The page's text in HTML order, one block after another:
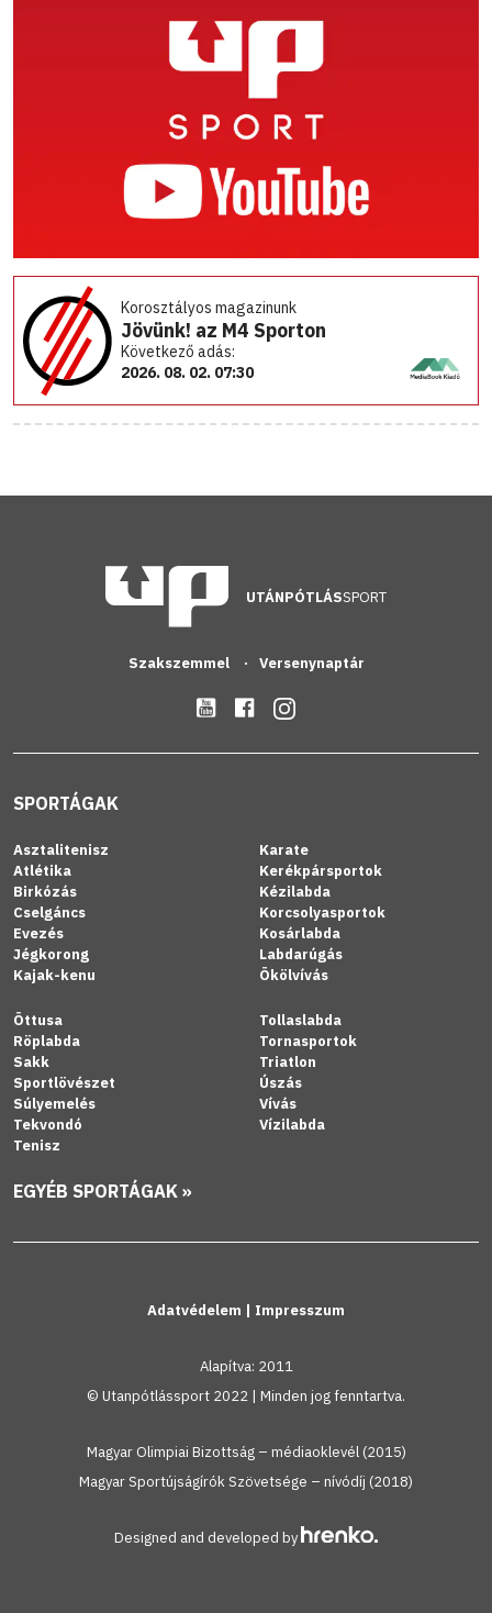
Korosztályos magazinunk
Jövünk! az M4 Sporton
Következő adás:
2026. 08. 02. 07:30
UTÁNPÓTLÁSSPORT
Szakszemmel Versenynaptár
SPORTÁGAK
Asztalitenisz
Atlétika
Birkózás
Cselgáncs
Evezés
Jégkorong
Kajak-kenu
Karate
Kerékpársportok
Kézilabda
Korcsolyasportok
Kosárlabda
Labdarúgás
Ökölvívás
Öttusa
Röplabda
Sakk
Sportlövészet
Súlyemelés
Tekvondó
Tenisz
Tollaslabda
Tornasportok
Triatlon
Úszás
Vívás
Vízilabda
EGYÉB SPORTÁGAK »
Adatvédelem | Impresszum
Alapítva: 2011
© Utanpótlássport 2022 | Minden jog fenntartva.
Magyar Olimpiai Bizottság – médiaoklevél (2015)
Magyar Sportújságírók Szövetsége – nívódíj (2018)
Designed and developed by